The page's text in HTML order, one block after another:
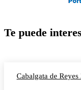
Te puede
Cabalgata de